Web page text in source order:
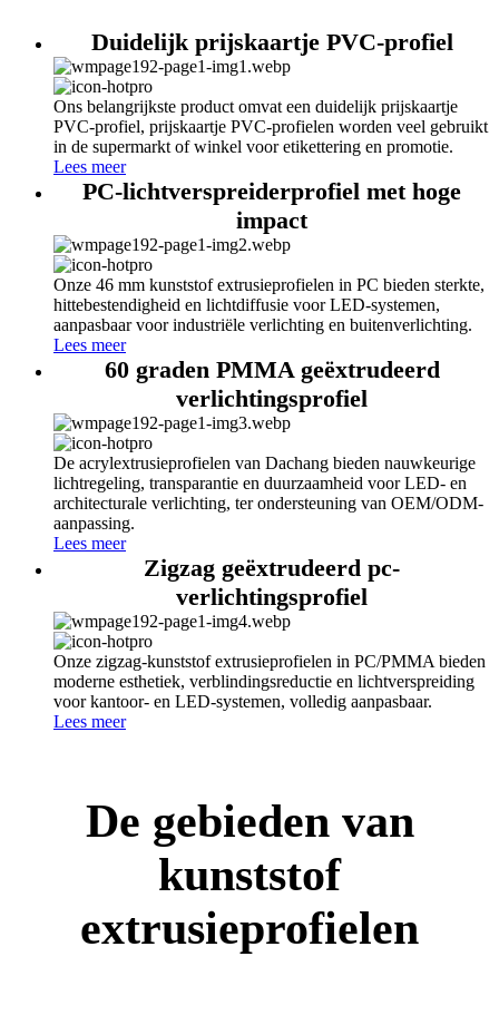
Duidelijk prijskaartje PVC-profiel
Ons belangrijkste product omvat een duidelijk prijskaartje
PVC-profiel, prijskaartje PVC-profielen worden veel gebruikt
in de supermarkt of winkel voor etikettering en promotie.
Lees meer
PC-lichtverspreiderprofiel met hoge
impact
Onze 46 mm kunststof extrusieprofielen in PC bieden sterkte,
hittebestendigheid en lichtdiffusie voor LED-systemen,
aanpasbaar voor industriële verlichting en buitenverlichting.
Lees meer
60 graden PMMA geëxtrudeerd
verlichtingsprofiel
De acrylextrusieprofielen van Dachang bieden nauwkeurige
lichtregeling, transparantie en duurzaamheid voor LED- en
architecturale verlichting, ter ondersteuning van OEM/ODM-
aanpassing.
Lees meer
Zigzag geëxtrudeerd pc-
verlichtingsprofiel
Onze zigzag-kunststof extrusieprofielen in PC/PMMA bieden
moderne esthetiek, verblindingsreductie en lichtverspreiding
voor kantoor- en LED-systemen, volledig aanpasbaar.
Lees meer
De gebieden van
kunststof
extrusieprofielen